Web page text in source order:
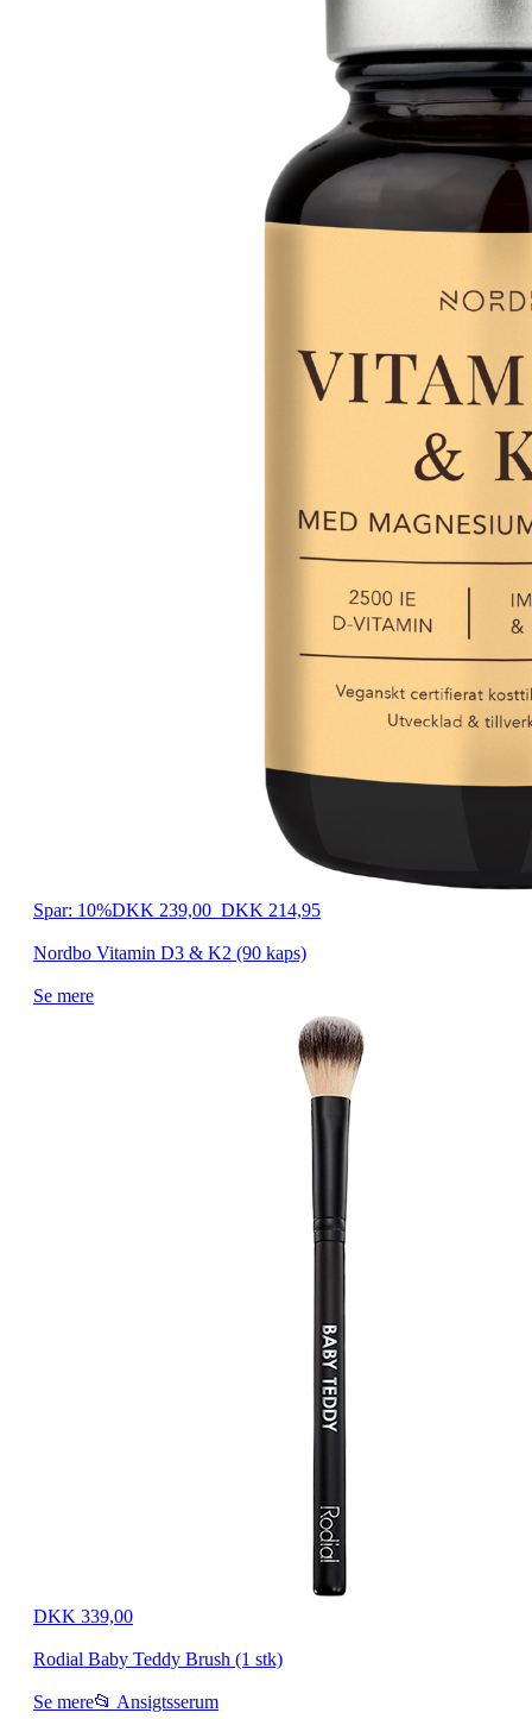
Spar: 10%DKK 239,00 DKK 214,95
Nordbo Vitamin D3 & K2 (90 kaps)
Se mere
DKK 339,00
Rodial Baby Teddy Brush (1 stk)
Se mere📂 Ansigtsserum